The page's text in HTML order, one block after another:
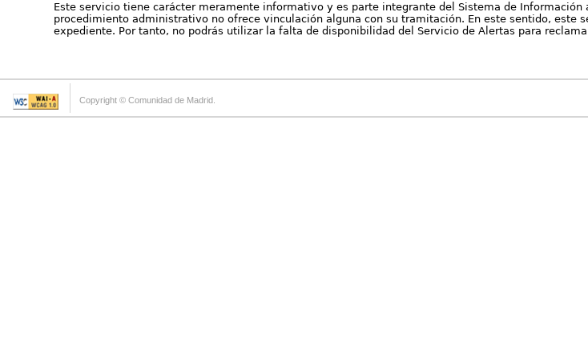
Este servicio tiene carácter meramente informativo y es parte integrante del Sistema de
procedimiento administrativo no ofrece vinculación alguna con su tramitación. En este sentido, este
expediente. Por tanto, no podrás utilizar la falta de disponibilidad del Servicio de Alertas para
Copyright © Comunidad de Madrid.